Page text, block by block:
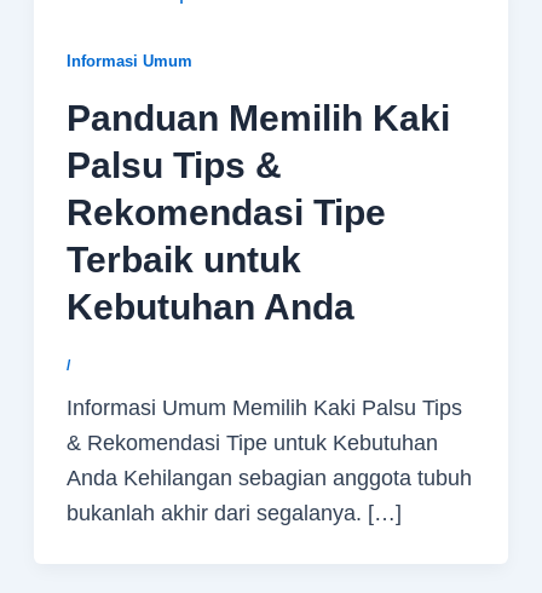
Informasi Umum
Panduan Memilih Kaki
Palsu Tips &
Rekomendasi Tipe
Terbaik untuk
Kebutuhan Anda
/
Informasi Umum Memilih Kaki Palsu Tips
& Rekomendasi Tipe untuk Kebutuhan
Anda Kehilangan sebagian anggota tubuh
bukanlah akhir dari segalanya. […]